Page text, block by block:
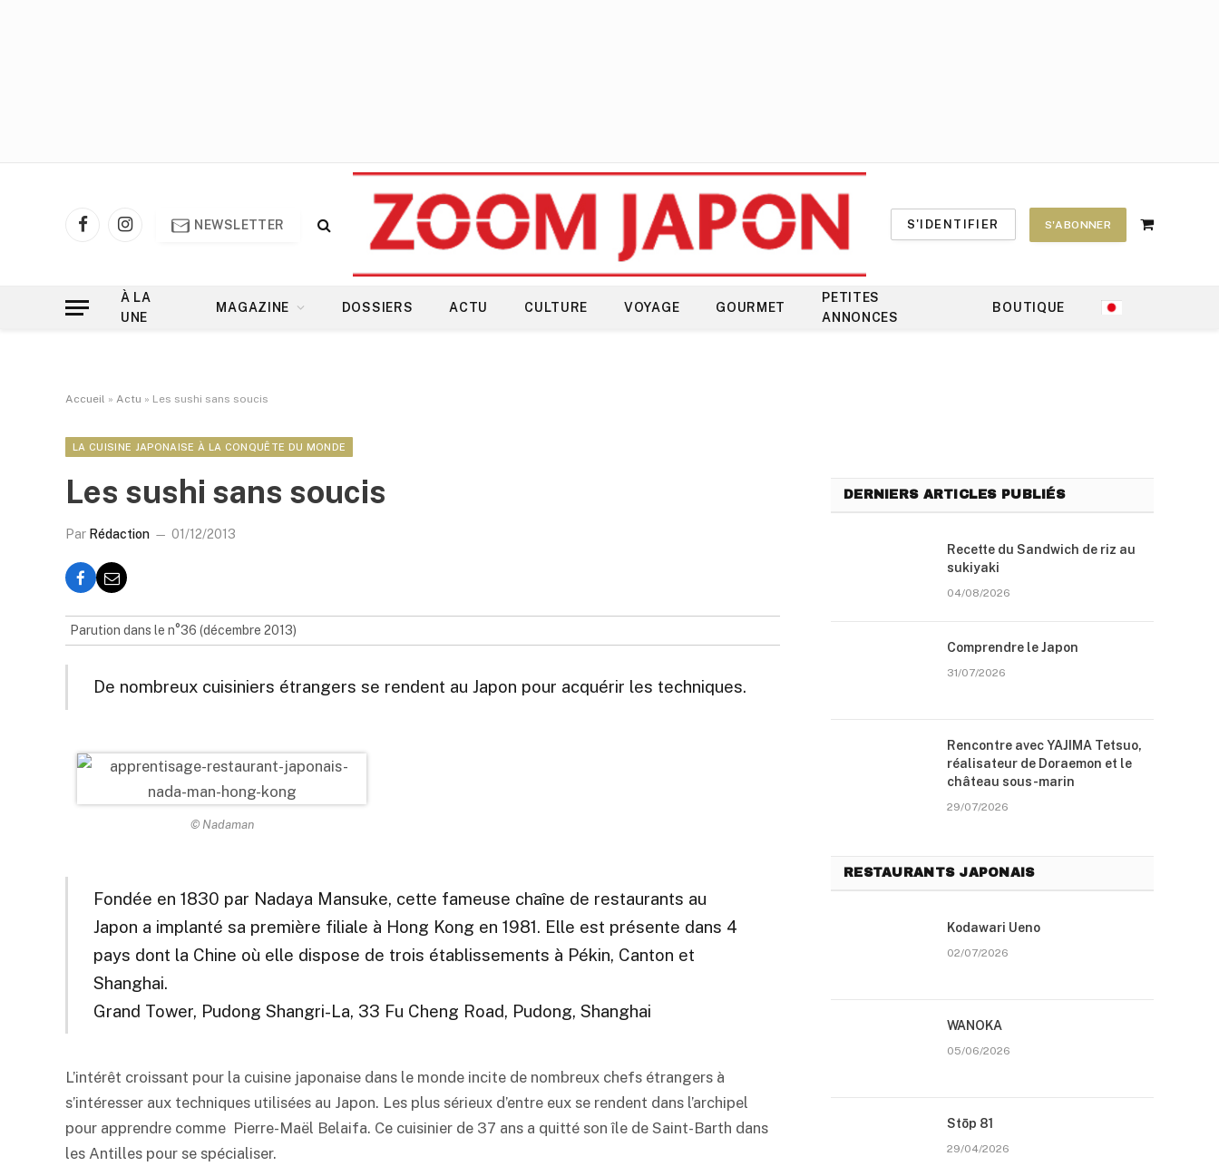
FacebookInstagram
NEWSLETTER S'IDENTIFIER S'ABONNER
Shopping
À LA
UNE
MAGAZINE DOSSIERS ACTU CULTURE VOYAGE GOURMET
PETITES
ANNONCES
BOUTIQUE
Accueil » Actu » Les sushi sans soucis
LA CUISINE JAPONAISE À LA CONQUÊTE DU MONDE
Les sushi sans soucis
Par Rédaction 01/12/2013
Parution dans le n°36 (décembre 2013)
De nombreux cuisiniers étrangers se rendent au Japon pour acquérir les techniques.
© Nadaman
Fondée en 1830 par Nadaya Mansuke, cette fameuse chaîne de restaurants au
Japon a implanté sa première filiale à Hong Kong en 1981. Elle est présente dans 4
pays dont la Chine où elle dispose de trois établissements à Pékin, Canton et
Shanghai.
Grand Tower, Pudong Shangri-La, 33 Fu Cheng Road, Pudong, Shanghai
L’intérêt croissant pour la cuisine japonaise dans le monde incite de nombreux chefs étrangers à
s’intéresser aux techniques utilisées au Japon. Les plus sérieux d’entre eux se rendent dans l’archipel
pour apprendre comme Pierre-Maël Belaifa. Ce cuisinier de 37 ans a quitté son île de Saint-Barth dans
les Antilles pour se spécialiser.
DERNIERS ARTICLES PUBLIÉS
Recette du Sandwich de riz au
sukiyaki
04/08/2026
Comprendre le Japon
31/07/2026
Rencontre avec YAJIMA Tetsuo,
réalisateur de Doraemon et le
château sous-marin
29/07/2026
RESTAURANTS JAPONAIS
Kodawari Ueno
02/07/2026
WANOKA
05/06/2026
Stōp 81
29/04/2026